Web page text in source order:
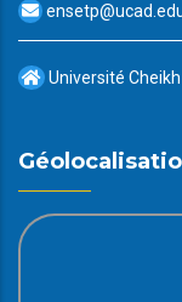
Université Cheikh